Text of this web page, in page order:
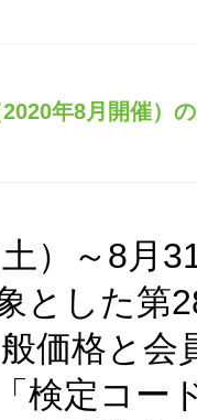
年8月開催）
）～8月
とした第
価格と会
検定コー